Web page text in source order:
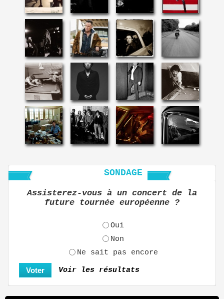
SONDAGE
Assisterez-vous à un concert de la
future tournée européenne ?
Oui
Non
Ne sait pas encore
Voir les résultats